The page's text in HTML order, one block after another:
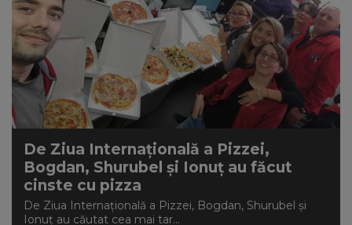
DANCEFLOOR CHART
RADIO ACADEMY
NEWS
CONTUL MEU
De Ziua Internațională a Pizzei,
Bogdan, Shurubel și Ionuț au făcut
cinste cu pizza
De Ziua Internațională a Pizzei, Bogdan, Shurubel și
Ionuț au căutat cea mai tar...